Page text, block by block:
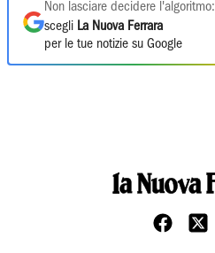
Non lasciare decidere l'algoritmo:
scegli La Nuova Ferrara
per le tue notizie su Google